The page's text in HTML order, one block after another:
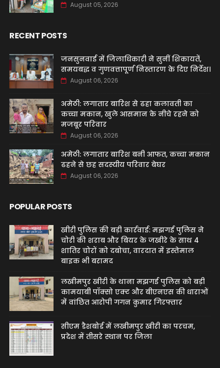
August 05, 2026
RECENT POSTS
जनसुनवाई में जिलाधिकारी ने सुनीं शिकायतें,
समयबद्ध व गुणवत्तापूर्ण निस्तारण के दिए निर्देश।
August 06, 2026
अमेठी: लगातार बारिश से ढहा कलावती का
कच्चा मकान, खुले आसमान के नीचे रहने को
मजबूर परिवार
August 06, 2026
अमेठी: लगातार बारिश बनी आफत, कच्चा मकान
ढहने से छह सदस्यीय परिवार बेघर
August 06, 2026
POPULAR POSTS
खीरी पुलिस की बड़ी कार्रवाई: मझगई पुलिस ने
चोरी की शराब और बियर के जखीरे के साथ 4
शातिर चोरों को दबोचा, वारदात में इस्तेमाल
बाइक भी बरामद
लखीमपुर खीरी के थाना मझगई पुलिस को बड़ी
कामयाबी पॉक्सो एक्ट और बीएनएस की धाराओं
में वांछित आरोपी गगन कुमार गिरफ्तार
सीएम डैशबोर्ड में लखीमपुर खीरी का परचम,
प्रदेश में तीसरे स्थान पर जिला